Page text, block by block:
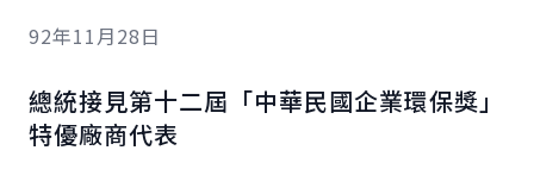
92年11月28日
總統接見第十二屆「中華民國企業環保獎」
特優廠商代表